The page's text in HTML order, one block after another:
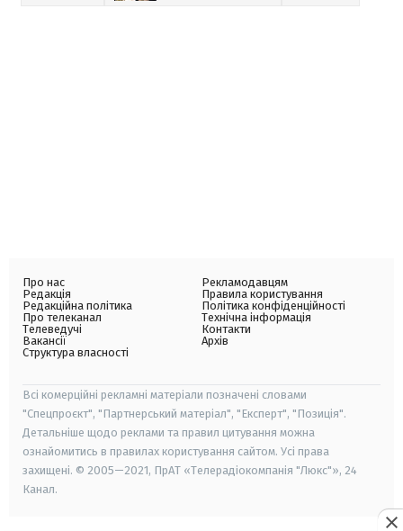
Про нас
Редакція
Редакційна політика
Про телеканал
Телеведучі
Вакансії
Структура власності
Рекламодавцям
Правила користування
Політика конфіденційності
Технічна інформація
Контакти
Архів
Всі комерційні рекламні матеріали позначені словами
"Спецпроєкт", "Партнерський матеріал", "Експерт", "Позиція".
Детальніше щодо реклами та правил цитування можна
ознайомитись в правилах користування сайтом. Усі права
захищені. © 2005—2021, ПрАТ «Телерадіокомпанія "Люкс"», 24
Канал.